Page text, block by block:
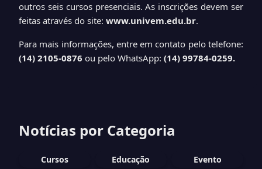
outros seis cursos presenciais. As inscrições devem ser
feitas através do site: www.univem.edu.br.
Para mais informações, entre em contato pelo telefone:
(14) 2105-0876 ou pelo WhatsApp: (14) 99784-0259.
Notícias por Categoria
Cursos Educação
Evento